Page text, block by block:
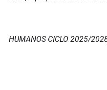
HUMANOS CICLO 2025/